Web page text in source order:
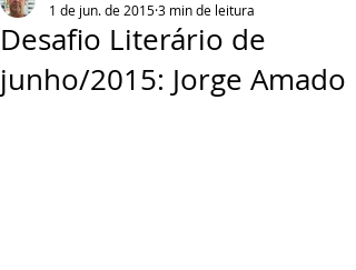
Desafio Literário de
junho/2015: Jorge Amado
1 de jun. de 20153 min de leitura